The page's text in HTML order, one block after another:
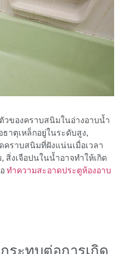
ของคราบสนิมในอ่างอาบน้ำ
าตุเหล็กอยู่ในระดับสูง,
ราบสนิมที่ฝังแน่นเมื่อเวลา
งเจือปนในน้ำอาจทำให้เกิด
ทำความสะอาดประตูห้องอาบ